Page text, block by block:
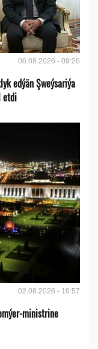
06.08.2026 - 09:26
edýän Şweýsariýa
etdi
02.08.2026 - 16:57
ministrine